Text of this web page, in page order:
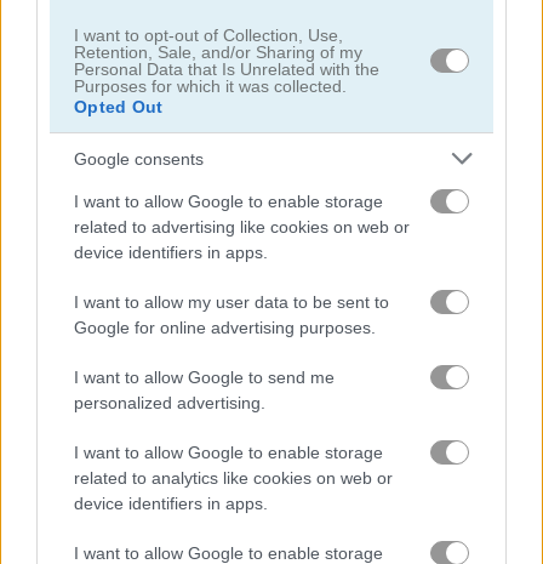
I want to opt-out of Collection, Use,
Retention, Sale, and/or Sharing of my
Personal Data that Is Unrelated with the
Purposes for which it was collected.
Opted Out
Google consents
I want to allow Google to enable storage
related to advertising like cookies on web or
device identifiers in apps.
I want to allow my user data to be sent to
Google for online advertising purposes.
I want to allow Google to send me
personalized advertising.
I want to allow Google to enable storage
related to analytics like cookies on web or
device identifiers in apps.
I want to allow Google to enable storage
Mahjong Classic Mobile Butterfly Shimai
Onet Connect Christmas
Danh mục liên quan
nối hình
trò chơi trực tuyến miễn phí trò chơi mạt chược gorillaz tiles